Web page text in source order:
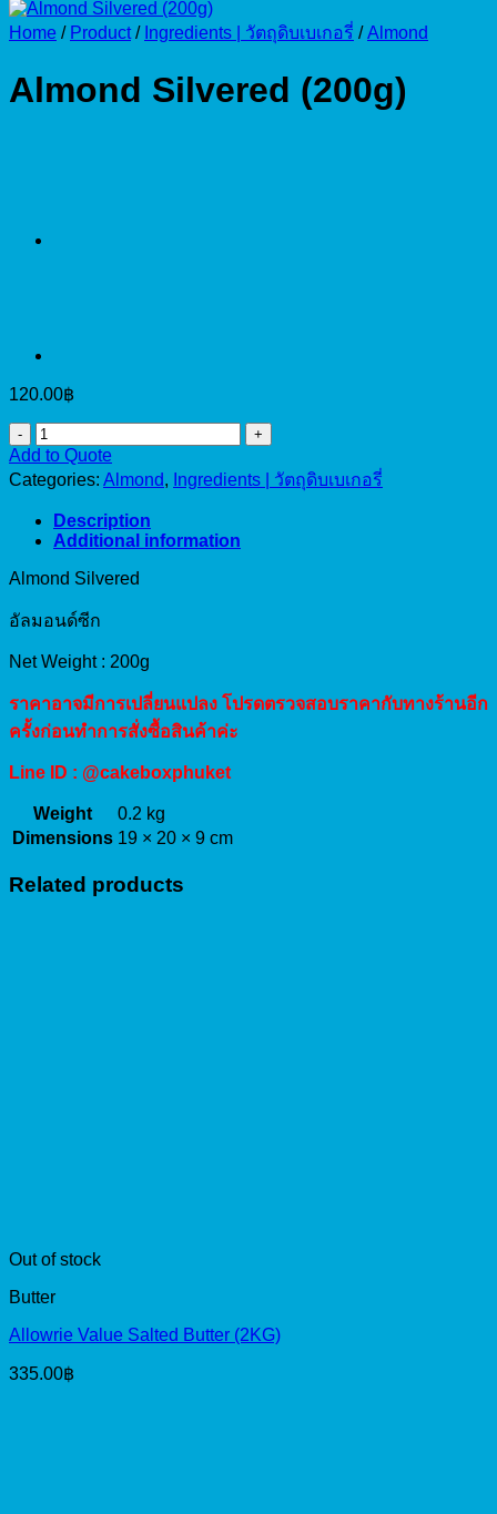
Home / Product / Ingredients | วัตถุดิบเบเกอรี่ / Almond
Almond Silvered (200g)
120.00฿
Almond
Silvered
(200g)
quantity
Add to Quote
Categories: Almond, Ingredients | วัตถุดิบเบเกอรี่
Description
Additional information
Almond Silvered
อัลมอนด์ซีก
Net Weight : 200g
ราคาอาจมีการเปลี่ยนแปลง โปรดตรวจสอบราคากับทางร้านอีก
ครั้งก่อนทำการสั่งซื้อสินค้าค่ะ
Line ID : @cakeboxphuket
Weight
0.2 kg
Dimensions 19 × 20 × 9 cm
Related products
Out of stock
Butter
Allowrie Value Salted Butter (2KG)
335.00฿